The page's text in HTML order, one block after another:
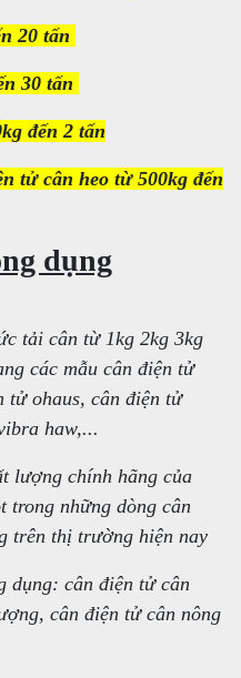
20 tấn
30 tấn
đến 2 tấn
tử cân heo từ 500kg đến
dụng
tải cân từ 1kg 2kg 3kg
các mẫu cân điện tử
tử ohaus, cân điện tử
haw,...
lượng chính hãng của
trong những dòng cân
trên thị trường hiện nay
dụng: cân điện tử cân
cân điện tử cân nông